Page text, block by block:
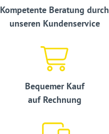
Kompetente Beratung durch
unseren Kundenservice
Bequemer Kauf
auf Rechnung